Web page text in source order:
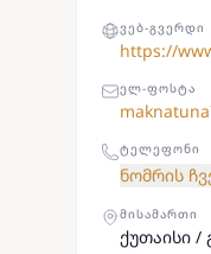
ᲕᲔᲑ-ᲒᲕᲔᲠᲓᲘ
https://
ᲔᲚ-ᲤᲝᲡᲢᲐ
ᲢᲔᲚᲔᲤᲝᲜᲘ
ნომრის
ᲛᲘᲡᲐᲛᲐᲠᲗᲘ
ქუთაისი /